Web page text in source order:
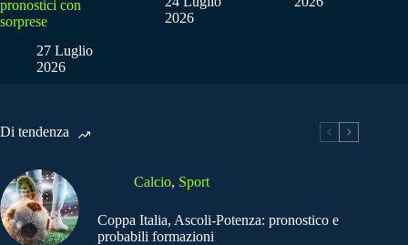
pronostici con
sorprese
27 Luglio
2026
2026
Di tendenza
Calcio, Sport
Coppa Italia, Ascoli-Potenza: pronostico e
probabili formazioni